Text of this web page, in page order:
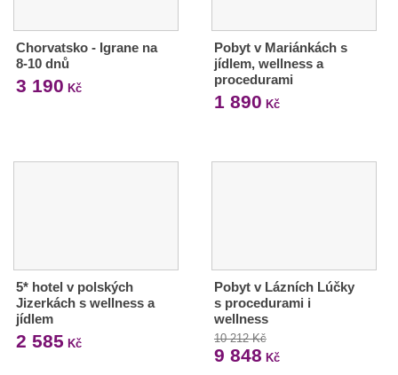
Chorvatsko - Igrane na
8-10 dnů
3 190 Kč
Pobyt v Mariánkách s
jídlem, wellness a
procedurami
1 890 Kč
5* hotel v polských
Jizerkách s wellness a
jídlem
2 585 Kč
Pobyt v Lázních Lúčky
s procedurami i
wellness
10 212 Kč
9 848 Kč